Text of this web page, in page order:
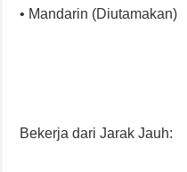
• Mandarin (Diutamakan)
Bekerja dari Jarak Jauh: